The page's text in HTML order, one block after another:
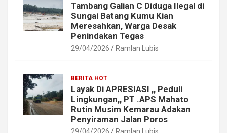
Tambang Galian C Diduga Ilegal di
Sungai Batang Kumu Kian
Meresahkan, Warga Desak
Penindakan Tegas
29/04/2026 Ramlan Lubis
BERITA HOT
Layak Di APRESIASI ,, Peduli
Lingkungan,, PT .APS Mahato
Rutin Musim Kemarau Adakan
Penyiraman Jalan Poros